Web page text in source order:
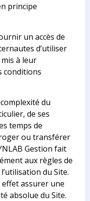
principe
un accès de
d’utiliser
à leur
conditions
du
de ses
temps de
ou transférer
Gestion fait
aux règles de
du Site.
effet assurer une
absolue du Site.